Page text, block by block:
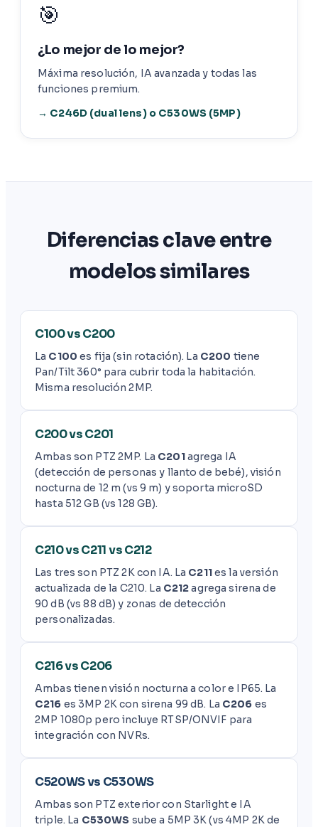
🎯
¿Lo mejor de lo mejor?
Máxima resolución, IA avanzada y todas las
funciones premium.
→ C246D (dual lens) o C530WS (5MP)
Diferencias clave entre
modelos similares
C100 vs C200
La C100 es fija (sin rotación). La C200 tiene
Pan/Tilt 360° para cubrir toda la habitación.
Misma resolución 2MP.
C200 vs C201
Ambas son PTZ 2MP. La C201agrega IA
(detección de personas y llanto de bebé), visión
nocturna de 12 m (vs 9 m) y soporta microSD
hasta 512 GB (vs 128 GB).
C210 vs C211 vs C212
Las tres son PTZ 2K con IA. La C211es la versión
actualizada de la C210. La C212agrega sirena de
90 dB (vs 88 dB) y zonas de detección
personalizadas.
C216 vs C206
Ambas tienen visión nocturna a color e IP65. La
C216 es 3MP 2K con sirena 99 dB. La C206 es
2MP 1080p pero incluye RTSP/ONVIF para
integración con NVRs.
C520WS vs C530WS
Ambas son PTZ exterior con Starlight e IA
triple. La C530WS sube a 5MP 3K (vs 4MP 2K de